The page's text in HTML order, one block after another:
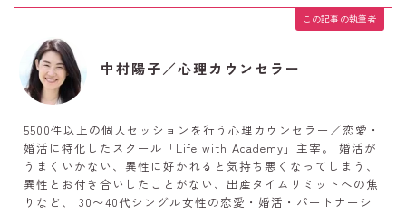
この記事の執筆者
中村陽子／心理カウンセラー
5500件以上の個人セッションを行う心理カウンセラー／恋愛・
婚活に特化したスクール「Life with Academy」主宰。 婚活が
うまくいかない、異性に好かれると気持ち悪くなってしまう、
異性とお付き合いしたことがない、出産タイムリミットへの焦
りなど、 30〜40代シングル女性の恋愛・婚活・パートナーシ